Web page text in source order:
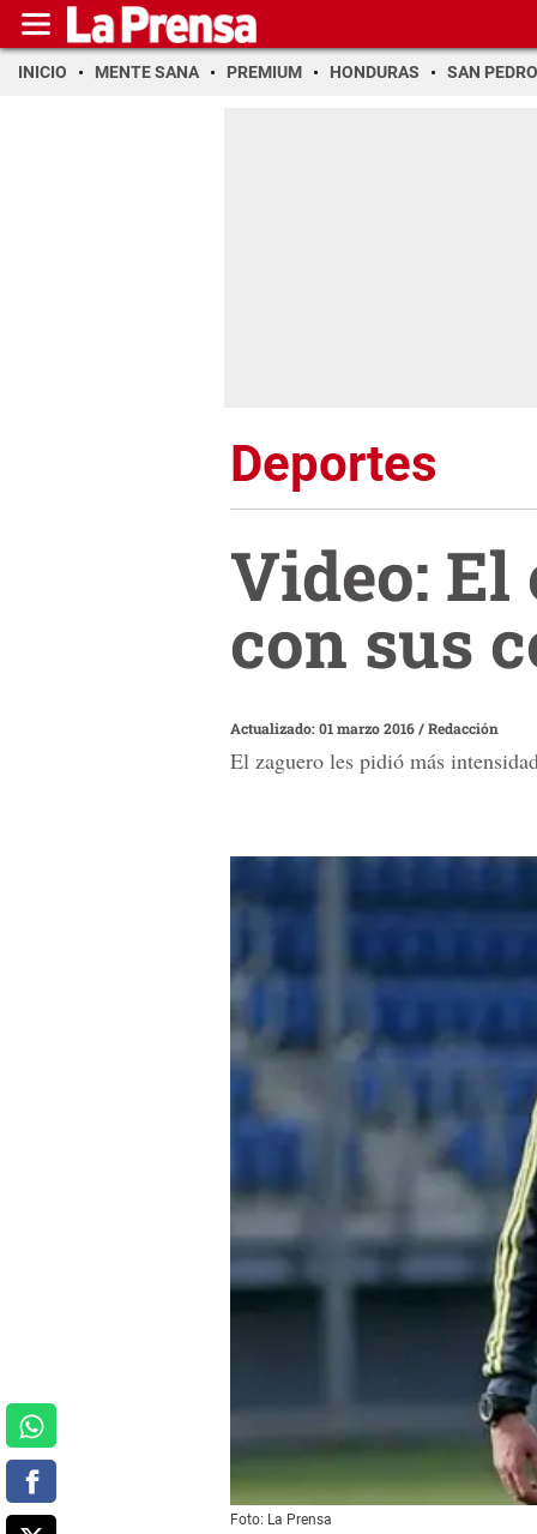
INICIO MENTE SANA PREMIUM HONDURAS SAN PEDRO
Deportes
Video: El
con sus
Actualizado: 01 marzo 2016/Redacción
El zaguero les pidió más
Foto: La Prensa